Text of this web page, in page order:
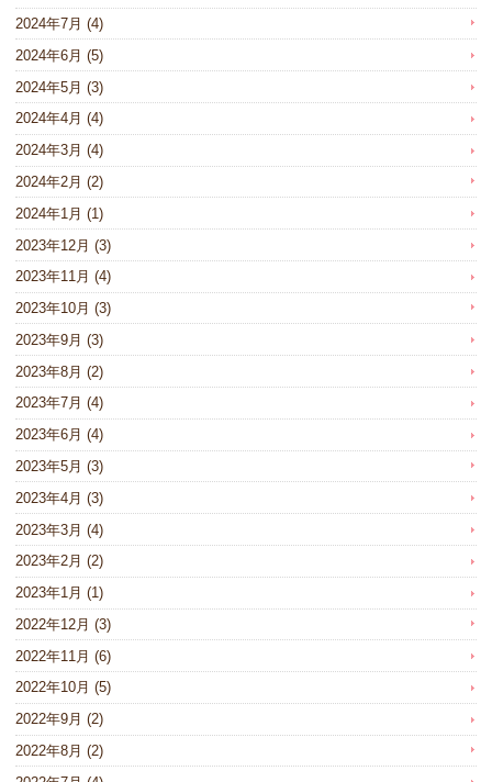
2024年7月 (4)
2024年6月 (5)
2024年5月 (3)
2024年4月 (4)
2024年3月 (4)
2024年2月 (2)
2024年1月 (1)
2023年12月 (3)
2023年11月 (4)
2023年10月 (3)
2023年9月 (3)
2023年8月 (2)
2023年7月 (4)
2023年6月 (4)
2023年5月 (3)
2023年4月 (3)
2023年3月 (4)
2023年2月 (2)
2023年1月 (1)
2022年12月 (3)
2022年11月 (6)
2022年10月 (5)
2022年9月 (2)
2022年8月 (2)